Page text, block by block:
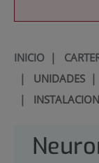
INICIO|
| UNIDADES|
|